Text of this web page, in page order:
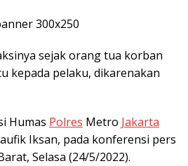
sejak orang tua korban
kepada pelaku, dikarenakan
Humas Polres Metro Jakarta
Iksan, pada konferensi pers
Selasa (24/5/2022).